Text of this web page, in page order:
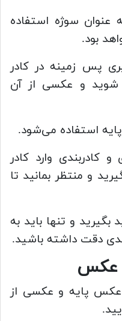
عنوان سوژه استفاده
بود.
پس زمینه در کادر
شوید و عکسی از آن
استفاده می‌شود.
کادربندی وارد کادر
و منتظر بمانید تا
و تنها باید به
دقت داشته باشید.
عکس پایه و عکسی از